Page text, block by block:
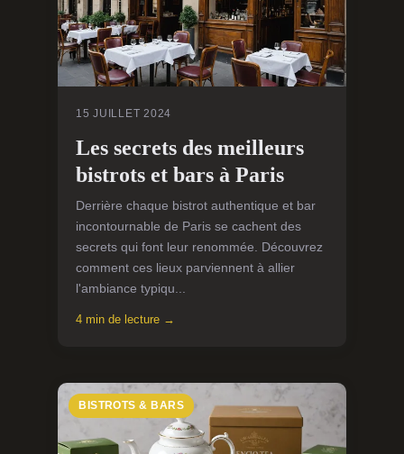
15 JUILLET 2024
Les secrets des meilleurs
bistrots et bars à Paris
Derrière chaque bistrot authentique et bar
incontournable de Paris se cachent des
secrets qui font leur renommée. Découvrez
comment ces lieux parviennent à allier
l'ambiance typiqu...
4 min de lecture →
BISTROTS & BARS